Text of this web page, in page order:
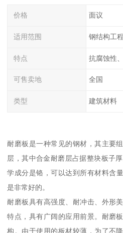
价格 面议
适用范围 钢结构工
特点
可售卖地 全国
类型 建筑材料
耐磨板是一种常见的钢材，其主要
层，其中合金耐磨层占据整块板子
学成分是铬，可以达到所有材料含
是非常好的。
耐磨板具有高强度、耐冲击、外形
特点，具有广阔的应用前景。耐磨
构。由于使用的板材较薄，为了不